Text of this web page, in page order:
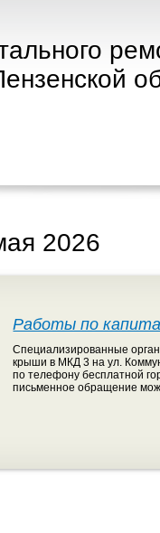
2026
Работы по
Специализированные
крыши в МКД 3 на ул.
по телефону бесплатной
письменное обращение